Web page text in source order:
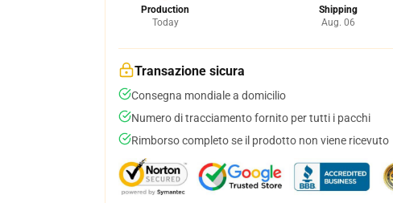
Production
Today
Shipping
Aug. 06
Transazione sicura
Consegna mondiale a domicilio
Numero di tracciamento fornito per tutti i pacchi
Rimborso completo se il prodotto non viene ricevuto